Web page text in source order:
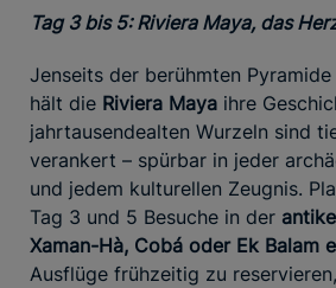
Tag 3 bis 5: Riviera Maya, das
Jenseits der berühmten
hält die Riviera Maya ihre
jahrtausendealten Wurzeln sind
verankert – spürbar in jeder
und jedem kulturellen Zeugnis.
Tag 3 und 5 Besuche in der
Xaman-Hà, Cobá oder Ek Balam
Ausflüge frühzeitig zu